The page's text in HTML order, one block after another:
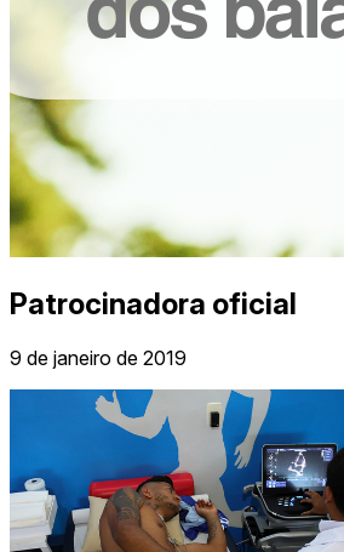
Patrocinadora oficial
9 de janeiro de 2019